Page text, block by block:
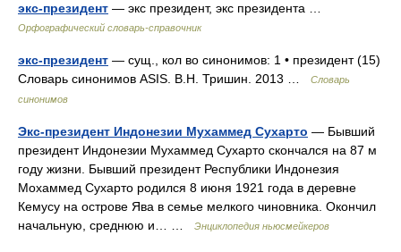
экс-президент — экс президент, экс президента …
Орфографический словарь-справочник
экс-президент — сущ., кол во синонимов: 1 • президент (15)
Словарь синонимов ASIS. В.Н. Тришин. 2013 …
Словарь
синонимов
Экс-президент Индонезии Мухаммед Сухарто — Бывший
президент Индонезии Мухаммед Сухарто скончался на 87 м
году жизни. Бывший президент Республики Индонезия
Мохаммед Сухарто родился 8 июня 1921 года в деревне
Кемусу на острове Ява в семье мелкого чиновника. Окончил
начальную, среднюю и… …
Энциклопедия ньюсмейкеров